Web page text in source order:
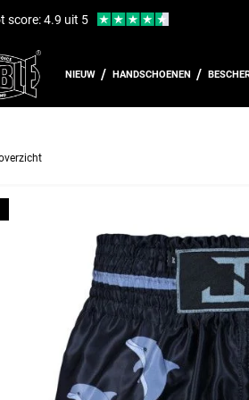
score: 4.9 uit 5
NIEUW HANDSCHOENEN